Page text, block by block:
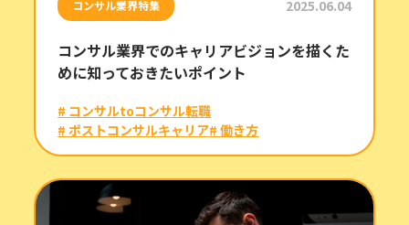
コンサル業界特集 2025.06.04
コンサル業界でのキャリアビジョンを描くた
めに知っておきたいポイント
# コンサルtoコンサル転職
# ポストコンサルキャリア# 働き方